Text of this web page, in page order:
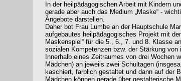
In der heilpädagogischen Arbeit mit Kindern
gerade aber auch das Medium „Maske“ -
Angebote darstellen.
Daher bot Frau Lumbe an der Hauptschule
aufgebautes heilpädagogisches Projekt mit
Maskenspiel“ für die 5., 6., 7. und 8. Klasse
sozialen Kompetenzen bzw. der Stärkung
Innerhalb eines Zeitraumes von drei Wochen
Mädchen) an jeweils zwei Schultagen
kaschiert, farblich gestaltet und dann auf der
Mädchen können gerade über gestalterische